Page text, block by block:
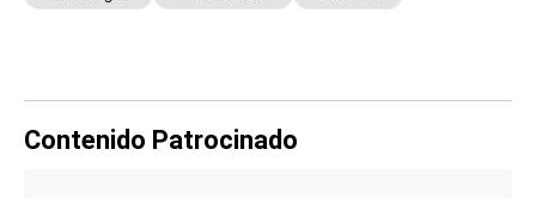
Contenido Patrocinado